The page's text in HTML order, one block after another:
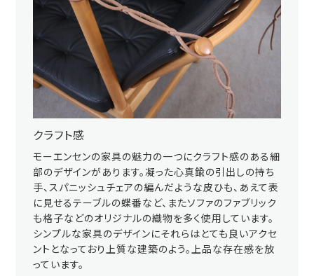
クラフト感
モーエンセンの家具の魅力の一つにクラフト感のある細
部のデザインがあります。凝った心真鍮の引出しの持ち
手、スパニッシュチェアの編んだような皮ひも、あえて表
に見せるテーブルの蝶番など、またソファのファブリック
も格子などのオリジナルの織物を多く使用しています。
シンプルな家具のデザインにそれらはとても良いアクセ
ントとなっており上質な建築のよう。上品な存在感を放
っています。